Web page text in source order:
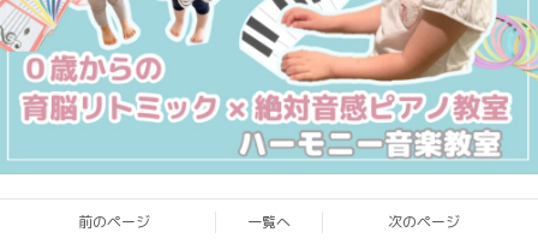
前のページ 一覧へ 次のページ